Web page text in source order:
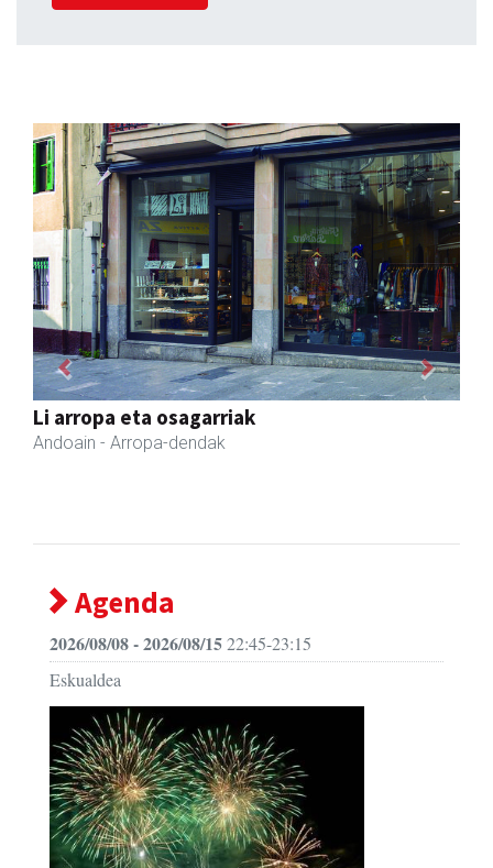
Ormazabal garraioak
Asteasu
Previous Next
Agenda
2026/08/08 - 2026/08/1522:45-23:15
Eskualdea